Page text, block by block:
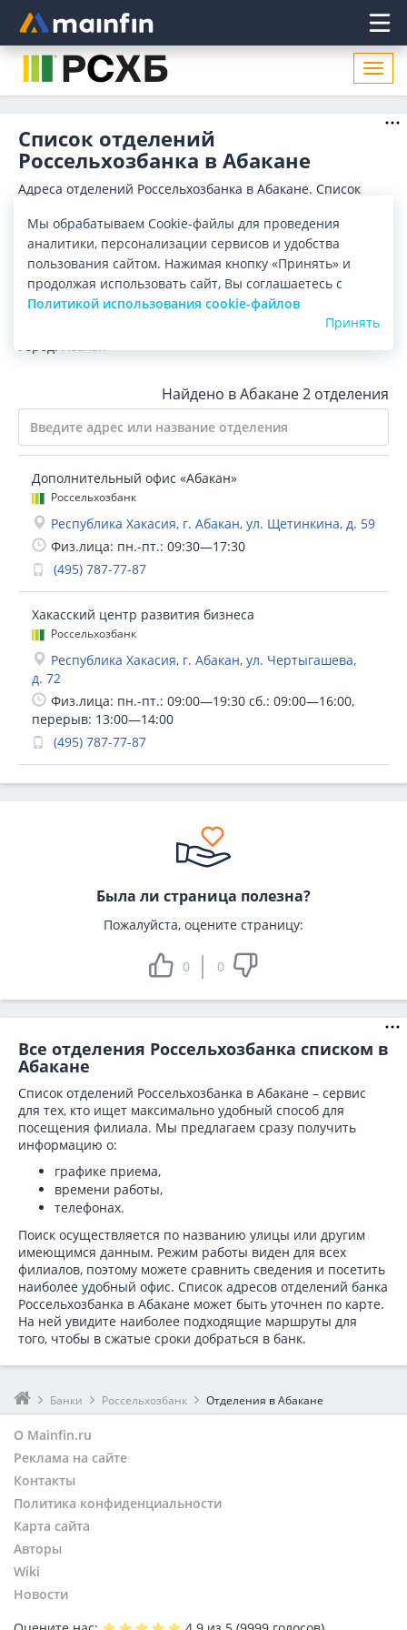
Главное меню
Список отделений
Россельхозбанка в Абакане
Адреса отделений Россельхозбанка в Абакане. Список
Абакане по адресу, названию. Часы работы, телефоны,
контактные данные.
Показать весь
Отделения
Банкоматы
Все банки Карта
Город:Абакан
Найдено в Абакане2 отделения
Дополнительный офис «Абакан»
Россельхозбанк
Республика Хакасия, г. Абакан, ул. Щетинкина, д. 59
Физ.лица: пн.-пт.: 09:30—17:30
(495) 787-77-87
Хакасский центр развития бизнеса
Россельхозбанк
Республика Хакасия, г. Абакан, ул. Чертыгашева,
д. 72
Физ.лица: пн.-пт.: 09:00—19:30 сб.: 09:00—16:00,
перерыв: 13:00—14:00
(495) 787-77-87
Была ли страница полезна?
Пожалуйста, оцените страницу:
0 0
Все отделения Россельхозбанка списком в
Абакане
Список отделений Россельхозбанка в Абакане – сервис
для тех, кто ищет максимально удобный способ для
посещения филиала. Мы предлагаем сразу получить
информацию о:
графике приема,
времени работы,
телефонах.
Поиск осуществляется по названию улицы или другим
имеющимся данным. Режим работы виден для всех
филиалов, поэтому можете сравнить сведения и посетить
наиболее удобный офис. Список адресов отделений банка
Россельхозбанка в Абакане может быть уточнен по карте.
На ней увидите наиболее подходящие маршруты для
того, чтобы в сжатые сроки добраться в банк.
Банки Россельхозбанк Отделения в Абакане
О Mainfin.ru
Реклама на сайте
Контакты
Политика конфиденциальности
Карта сайта
Авторы
Wiki
Новости
Мы обрабатываем Cookie-файлы для проведения
аналитики, персонализации сервисов и удобства
пользования сайтом. Нажимая кнопку «Принять» и
продолжая использовать сайт, Вы соглашаетесь с
Политикой использования cookie-файлов
Принять